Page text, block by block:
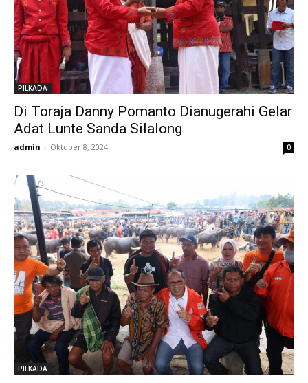
PILKADA
Di Toraja Danny Pomanto Dianugerahi Gelar
Adat Lunte Sanda Silalong
admin - Oktober 8, 2024 0
PILKADA